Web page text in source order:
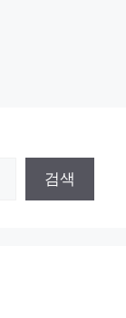
검색